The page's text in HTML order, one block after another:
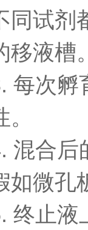
同试剂
移液槽
每次孵
。
混合后
如微孔
终止液